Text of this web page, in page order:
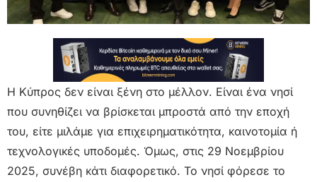
Η Κύπρος δεν είναι ξένη στο μέλλον. Είναι ένα νησί
που συνηθίζει να βρίσκεται μπροστά από την εποχή
του, είτε μιλάμε για επιχειρηματικότητα, καινοτομία ή
τεχνολογικές υποδομές. Όμως, στις 29 Νοεμβρίου
2025, συνέβη κάτι διαφορετικό. Το νησί φόρεσε το